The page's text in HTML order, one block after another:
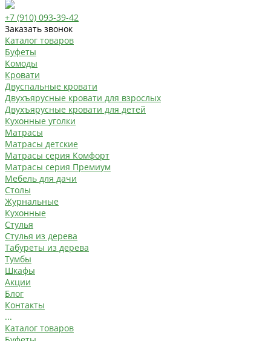
+7 (910) 093-39-42
Заказать звонок
Каталог товаров
Буфеты
Комоды
Кровати
Двуспальные кровати
Двухъярусные кровати для взрослых
Двухъярусные кровати для детей
Кухонные уголки
Матрасы
Матрасы детские
Матрасы серия Комфорт
Матрасы серия Премиум
Мебель для дачи
Столы
Журнальные
Кухонные
Стулья
Стулья из дерева
Табуреты из дерева
Тумбы
Шкафы
Акции
Блог
Контакты
...
Каталог товаров